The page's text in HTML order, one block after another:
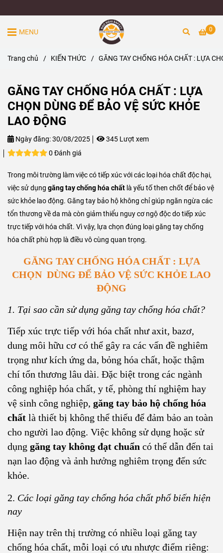
0
MENU
Trang chủ / KIẾN THỨC / GĂNG TAY CHỐNG HÓA CHẤT : LỰA
GĂNG TAY CHỐNG HÓA CHẤT : LỰA
CHỌN DÙNG ĐỂ BẢO VỆ SỨC KHỎE
LAO ĐỘNG
Ngày đăng:30/08/2025
345 Lượt xem
0 Đánh giá
Trong môi trường làm việc có tiếp xúc với các loại hóa chất độc hại,
việc sử dụng găng tay chống hóa chất là yếu tố then chốt để bảo vệ
sức khỏe lao động. Găng tay bảo hộ không chỉ giúp ngăn ngừa các
tổn thương về da mà còn giảm thiểu nguy cơ ngộ độc do tiếp xúc
trực tiếp với hóa chất. Vì vậy, lựa chọn đúng loại găng tay chống
hóa chất phù hợp là điều vô cùng quan trọng.
GĂNG TAY CHỐNG HÓA CHẤT : LỰA
CHỌN DÙNG ĐỂ BẢO VỆ SỨC KHỎE LAO
ĐỘNG
1. Tại sao cần sử dụng găng tay chống hóa chất?
Tiếp xúc trực tiếp với hóa chất như axit, bazơ,
dung môi hữu cơ có thể gây ra các vấn đề nghiêm
trọng như kích ứng da, bỏng hóa chất, hoặc thậm
chí tổn thương lâu dài. Đặc biệt trong các ngành
công nghiệp hóa chất, y tế, phòng thí nghiệm hay
vệ sinh công nghiệp, găng tay bảo hộ chống hóa
chất là thiết bị không thể thiếu để đảm bảo an toàn
cho người lao động. Việc không sử dụng hoặc sử
dụng găng tay không đạt chuẩn có thể dẫn đến tai
nạn lao động và ảnh hưởng nghiêm trọng đến sức
khỏe.
2. Các loại găng tay chống hóa chất phổ biến hiện
nay
Hiện nay trên thị trường có nhiều loại găng tay
chống hóa chất, mỗi loại có ưu nhược điểm riêng: